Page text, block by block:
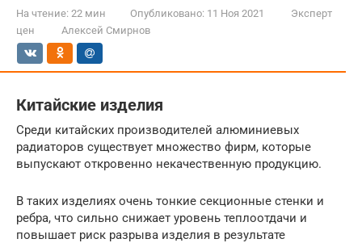
На чтение: 22 мин Опубликовано: 11 Ноя 2021
Эксперт
цен
Алексей Смирнов
Китайские изделия
Среди китайских производителей алюминиевых
радиаторов существует множество фирм, которые
выпускают откровенно некачественную продукцию.
В таких изделиях очень тонкие секционные стенки и
ребра, что сильно снижает уровень теплоотдачи и
повышает риск разрыва изделия в результате